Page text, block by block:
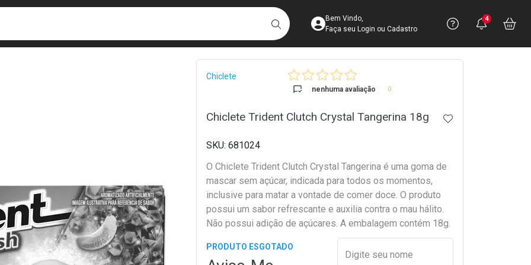
BUSCARAcesse sua Conta
Bem Vindo,
Faça seu Login ou Cadastro
Precisa
Ver Recursos
Você
4
Breadcrumb
Chiclete
nenhuma avaliação 0
Chiclete Trident Clutch Crystal Tangerina 18g ADICIONAR AOS
681024
O Chiclete Trident Clutch Crystal Tangerina é uma goma de
mascar sem açúcar, indicada para todos os momentos,
inclusive para matar a vontade de comer doce. O produto
possui um sabor refrescante e auxilia contra o mau hálito.
Não possui adição de açúcares. A embalagem contém 18g.
PRODUTO ESGOTADO Preencher nome e email
Digite seu nome